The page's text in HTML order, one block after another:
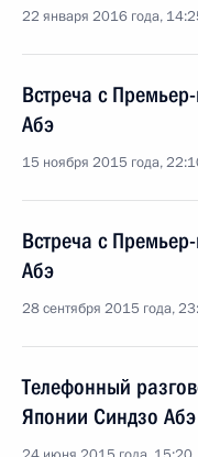
22 января 2016 года,
Встреча с
Абэ
15 ноября 2015 года,
Встреча с
Абэ
28 сентября 2015 года,
Телефонный
Японии Синдзо Абэ